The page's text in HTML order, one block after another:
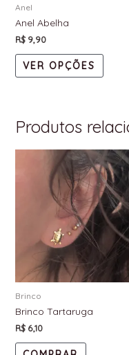
Anel
Anel Abelha
R$9,90
VER OPÇÕES
Produtos
Brinco
Brinco Tartaruga
R$6,10